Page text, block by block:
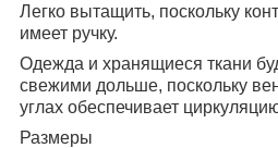
Легко вытащить, поскольку
имеет ручку.
Одежда и хранящиеся ткани
свежими дольше, поскольку
углах обеспечивает
Размеры